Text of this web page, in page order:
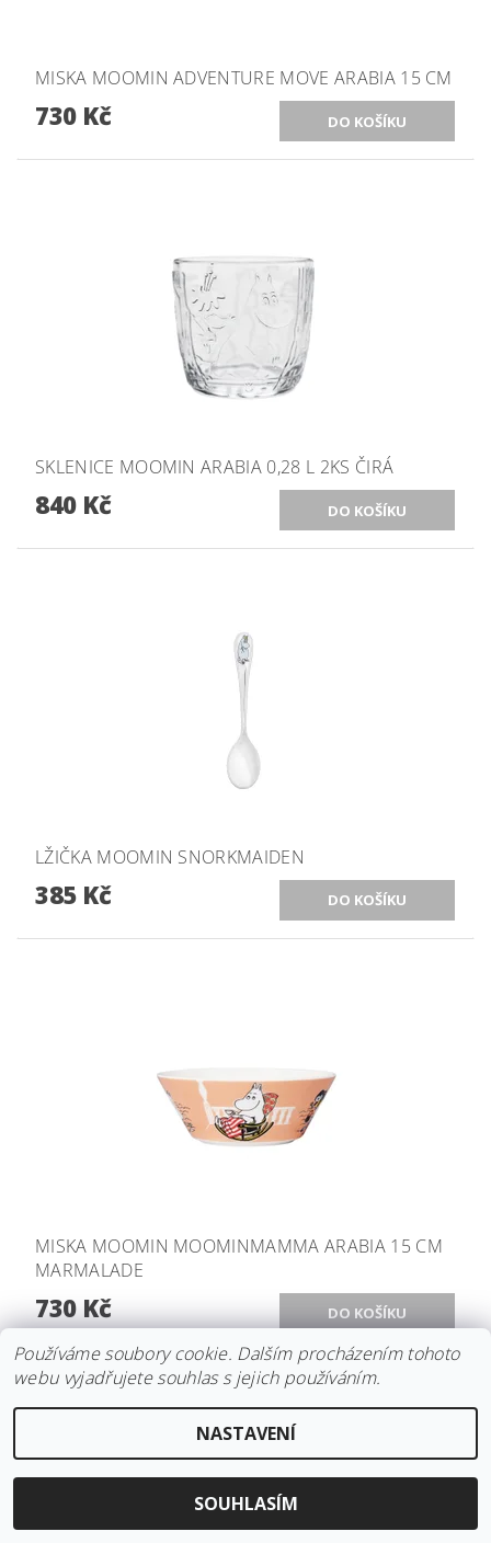
MISKA MOOMIN ADVENTURE MOVE ARABIA 15 CM
730 Kč
SKLENICE MOOMIN ARABIA 0,28 L 2KS ČIRÁ
840 Kč
LŽIČKA MOOMIN SNORKMAIDEN
385 Kč
MISKA MOOMIN MOOMINMAMMA ARABIA 15 CM
MARMALADE
730 Kč
Používáme soubory cookie. Dalším procházením tohoto
webu vyjadřujete souhlas s jejich používáním.
NASTAVENÍ
SOUHLASÍM